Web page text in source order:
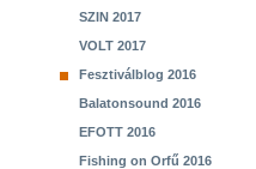
SZIN 2017
VOLT 2017
Fesztiválblog 2016
Balatonsound 2016
EFOTT 2016
Fishing on Orfű 2016